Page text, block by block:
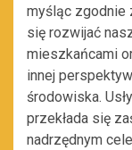
myśląc zgodnie
się rozwijać
mieszkańcami
innej
środowiska.
przekłada się
nadrzędnym